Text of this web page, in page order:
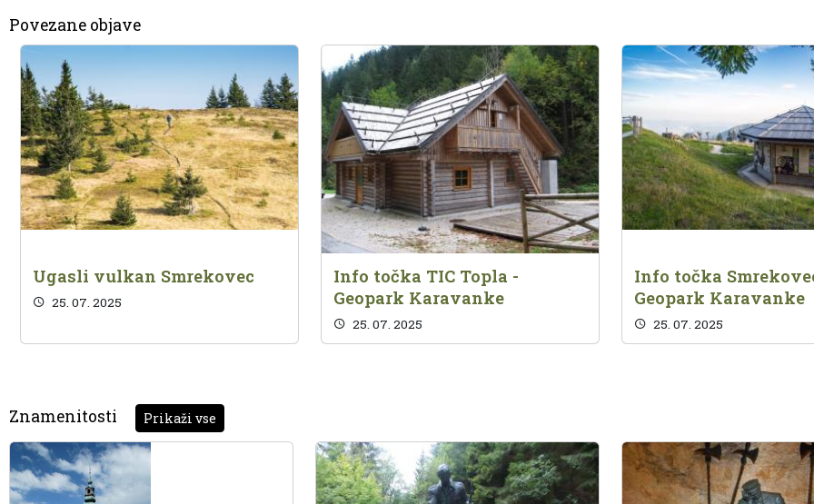
Povezane objave
Ugasli vulkan Smrekovec
25. 07. 2025
Info točka TIC Topla -
Geopark Karavanke
25. 07. 2025
Info točka
Geopark Karavanke
25. 07. 2025
Znamenitosti Prikaži vse